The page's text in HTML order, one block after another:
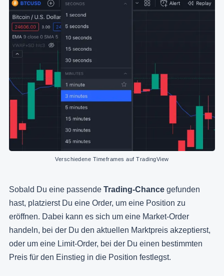
Verschiedene Timeframes auf TradingView
Sobald Du eine passende Trading-Chance gefunden
hast, platzierst Du eine Order, um eine Position zu
eröffnen. Dabei kann es sich um eine Market-Order
handeln, bei der Du den aktuellen Marktpreis akzeptierst,
oder um eine Limit-Order, bei der Du einen bestimmten
Preis für den Einstieg in die Position festlegst.